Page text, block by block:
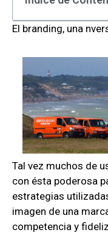
El branding, una
Tal vez muchos de
con ésta poderosa
estrategias
imagen de una
competencia y